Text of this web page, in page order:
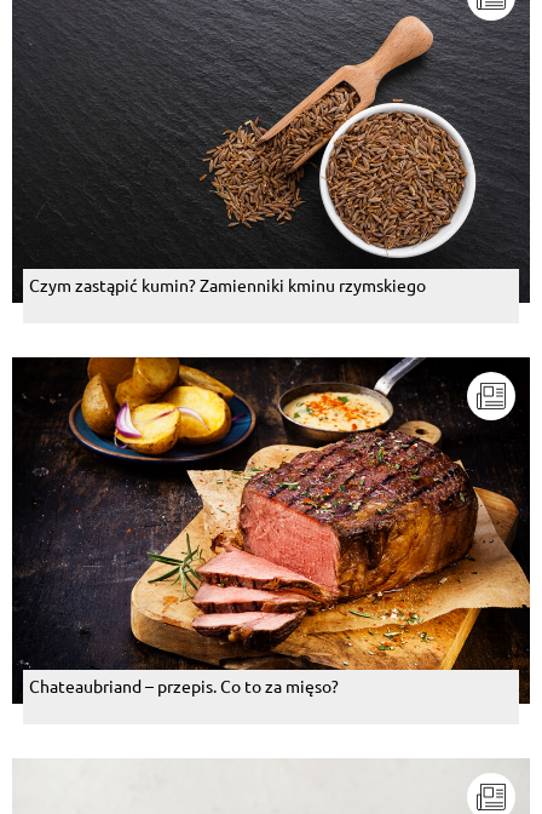
Czym zastąpić kumin? Zamienniki kminu rzymskiego
Chateaubriand – przepis. Co to za mięso?